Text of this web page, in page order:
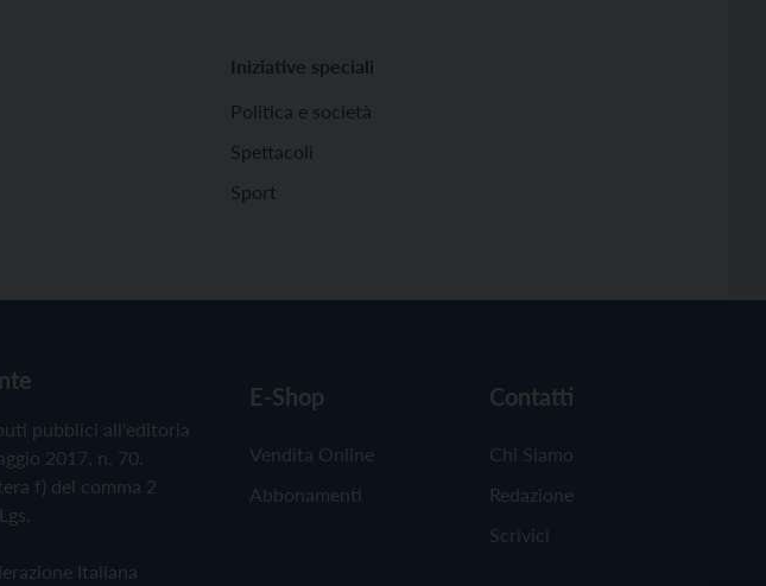
Iniziative speciali
Politica e società
Spettacoli
Sport
pubblici all'editoria
2017, n. 70.
f) del comma 2
Italiana
E-Shop
Vendita Online
Abbonamenti
Contatti
Chi Siamo
Redazione
Scrivici